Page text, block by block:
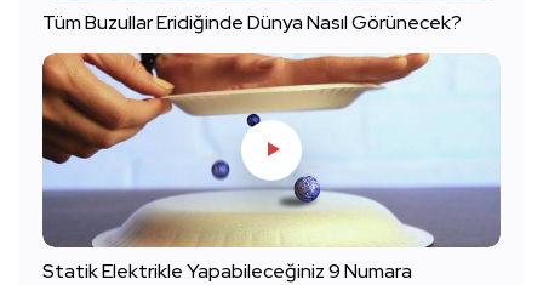
Tüm Buzullar Eridiğinde Dünya Nasıl Görünecek?
Statik Elektrikle Yapabileceğiniz 9 Numara